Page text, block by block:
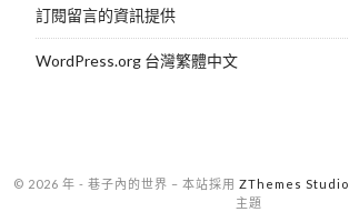
訂閱留言的資訊提供
WordPress.org 台灣繁體中文
© 2026 年 - 巷子內的世界 – 本站採用 ZThemes Studio
主題